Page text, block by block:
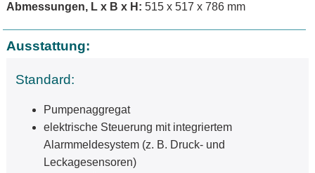
Abmessungen, L x B x H: 515 x 517 x 786 mm
Ausstattung:
Standard:
Pumpenaggregat
elektrische Steuerung mit integriertem
Alarmmeldesystem (z. B. Druck- und
Leckagesensoren)